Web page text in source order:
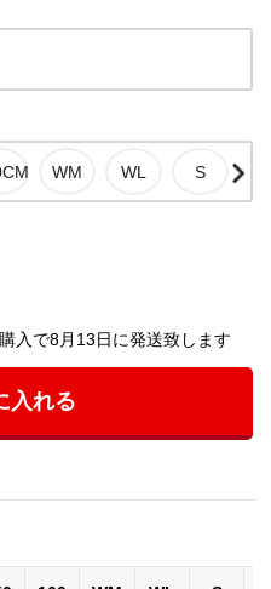
入で8月13日に発送致します
入れる